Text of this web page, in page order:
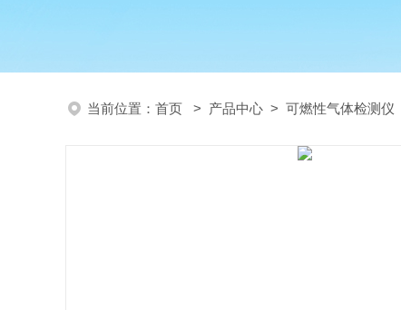
当前位置： 首页 > 产品中心 > 可燃性气体检测仪